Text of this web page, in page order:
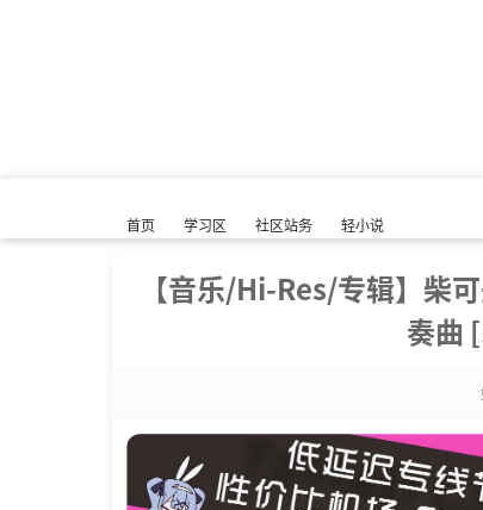
首页 学习区 社区站务 轻小说
【音乐/Hi-Res/专辑】柴
奏曲